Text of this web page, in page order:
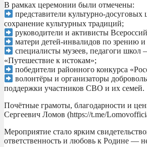
В рамках церемонии были отмечены:
представители культурно-досуговых
сохранение культурных традиций;
руководители и активисты
матери детей-инвалидов по зрению
специалисты музеев, педагоги школ
«Путешествие к истокам»;
победители районного конкурса
волонтёры и организаторы
поддержки участников СВО и их семей.
Почётные грамоты, благодарности и
Сергеевич Ломов (https://t.me/
Мероприятие стало ярким
ответственность и любовь к Родине —